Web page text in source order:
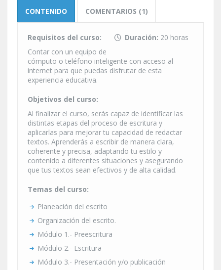
CONTENIDO COMENTARIOS (1)
Duración: 20 horas
Requisitos del curso:
Contar con un equipo de
cómputo o teléfono inteligente con acceso al
internet para que puedas disfrutar de esta
experiencia educativa.
Objetivos del curso:
Al finalizar el curso, serás capaz de identificar las
distintas etapas del proceso de escritura y
aplicarlas para mejorar tu capacidad de redactar
textos. Aprenderás a escribir de manera clara,
coherente y precisa, adaptando tu estilo y
contenido a diferentes situaciones y asegurando
que tus textos sean efectivos y de alta calidad.
Temas del curso:
Planeación del escrito
Organización del escrito.
Módulo 1.- Preescritura
Módulo 2.- Escritura
Módulo 3.- Presentación y/o publicación